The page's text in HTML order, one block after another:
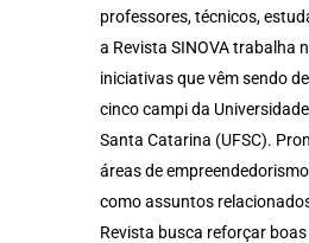
professores, técnicos,
a Revista SINOVA trabalha
iniciativas que vêm sendo
cinco campi da
Santa Catarina (UFSC).
áreas de
como assuntos
Revista busca reforçar